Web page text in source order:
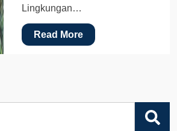
Lingkungan…
Read More